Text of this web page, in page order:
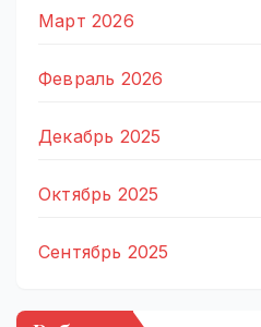
Март 2026
Февраль 2026
Декабрь 2025
Октябрь 2025
Сентябрь 2025